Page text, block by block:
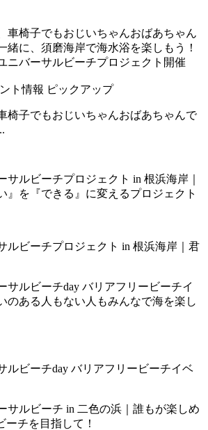
ト情報 ピックアップ
椅子でもおじいちゃんおばあちゃんで
ルビーチプロジェクト in 根浜海岸｜君
ルビーチday バリアフリービーチイベ